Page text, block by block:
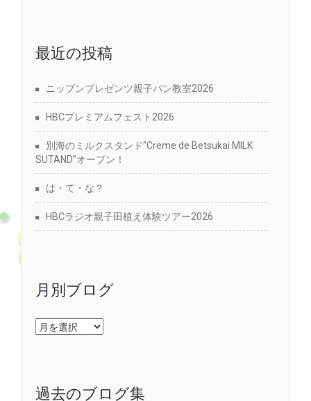
最近の投稿
ニップンプレゼンツ親子パン教室2026
HBCプレミアムフェスト2026
別海のミルクスタンド“Creme de Betsukai MILK
SUTAND”オープン！
は・て・な？
HBCラジオ親子田植え体験ツアー2026
月別ブログ
月
別
過去のブログ集